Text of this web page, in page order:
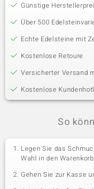
Günstige
Über 500
Echte Edelsteine mit
Kostenlose Retoure
Versicherter Versand
Kostenlose
So
Legen Sie das
Wahl in den
Gehen Sie zur Kasse